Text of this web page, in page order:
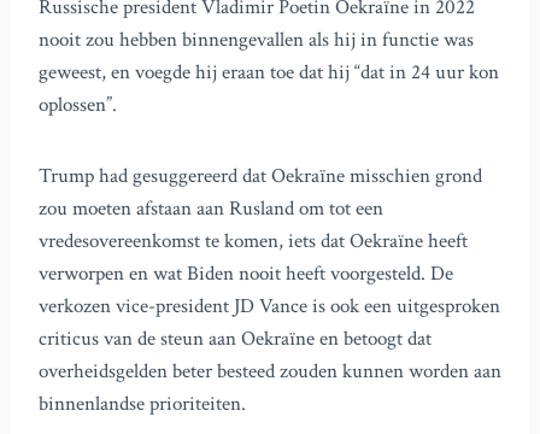
Russische president Vladimir Poetin Oekraïne in 2022
nooit zou hebben binnengevallen als hij in functie was
geweest, en voegde hij eraan toe dat hij “dat in 24 uur kon
oplossen”.
Trump had gesuggereerd dat Oekraïne misschien grond
zou moeten afstaan aan Rusland om tot een
vredesovereenkomst te komen, iets dat Oekraïne heeft
verworpen en wat Biden nooit heeft voorgesteld. De
verkozen vice-president JD Vance is ook een uitgesproken
criticus van de steun aan Oekraïne en betoogt dat
overheidsgelden beter besteed zouden kunnen worden aan
binnenlandse prioriteiten.